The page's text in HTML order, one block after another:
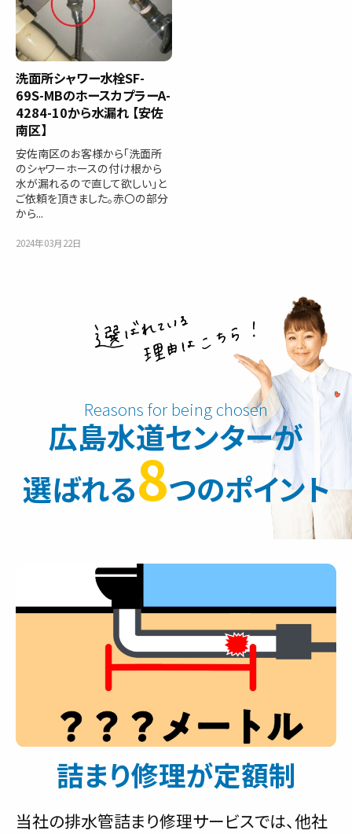
洗面所シャワー水栓SF-
69S-MBのホースカプラーA-
4284-10から水漏れ 【安佐
南区】
安佐南区のお客様から「洗面所
のシャワーホースの付け根から
水が漏れるので直して欲しい」と
ご依頼を頂きました。赤〇の部分
から...
2024年03月22日
広島水道センターが
選ばれる8つのポイント
詰まり修理が定額制
当社の排水管詰まり修理サービスでは、他社